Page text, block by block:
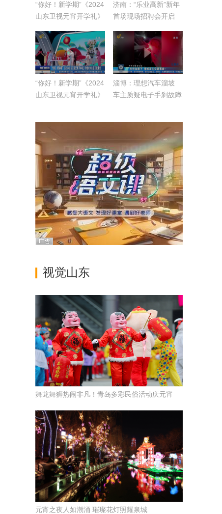
“你好！新学期”《2024
山东卫视元宵开学礼》
济南：“乐业高新”新年
首场现场招聘会开启
“你好！新学期”《2024
山东卫视元宵开学礼》
淄博：理想汽车溜坡
车主质疑电子手刹故障
视觉山东
舞龙舞狮热闹非凡！青岛多彩民俗活动庆元宵
元宵之夜人如潮涌 璀璨花灯照耀泉城